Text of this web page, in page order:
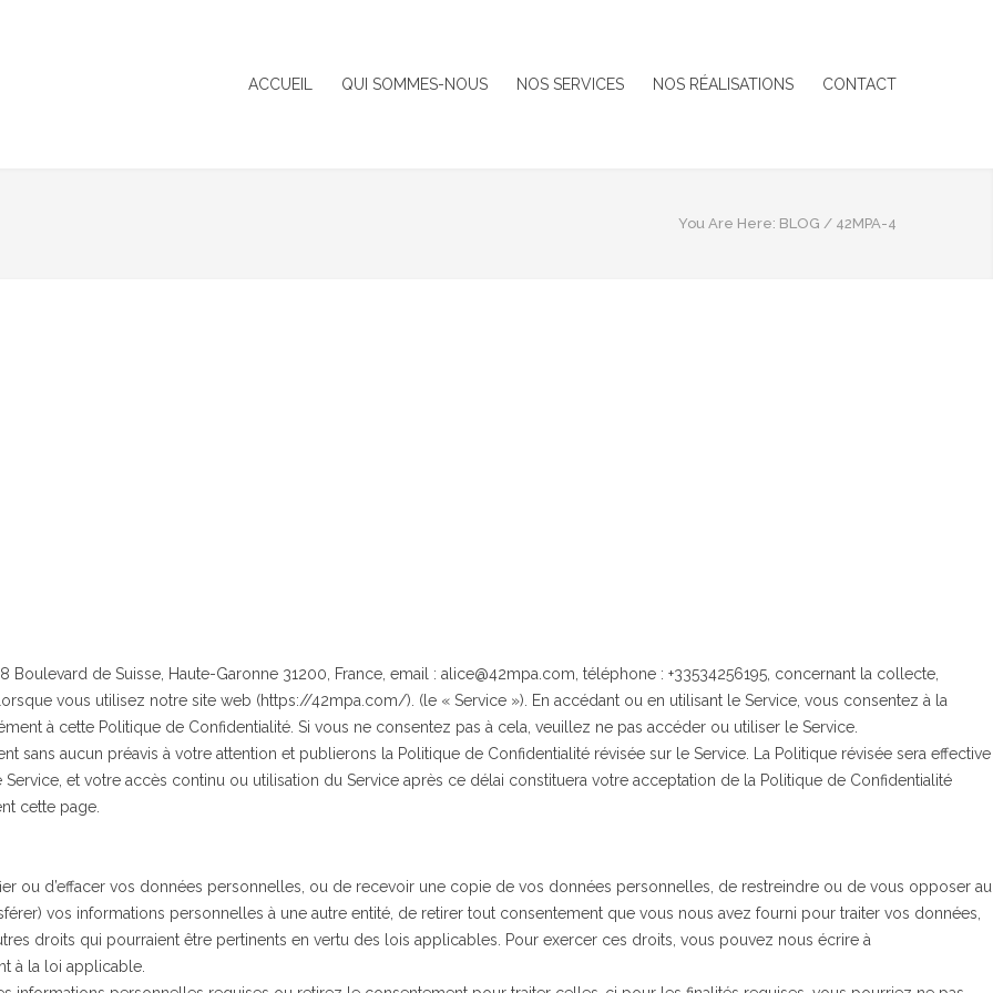
ACCUEIL QUI SOMMES-NOUS NOS SERVICES NOS RÉALISATIONS CONTACT
You Are Here: BLOG / 42MPA-4
de Suisse, Haute-Garonne 31200, France, email : alice@42mpa.com, téléphone : +33534256195, concernant la collecte,
vous utilisez notre site web (https://42mpa.com/). (le « Service »). En accédant ou en utilisant le Service, vous consentez à la
à cette Politique de Confidentialité. Si vous ne consentez pas à cela, veuillez ne pas accéder ou utiliser le Service.
aucun préavis à votre attention et publierons la Politique de Confidentialité révisée sur le Service. La Politique révisée sera effective
et votre accès continu ou utilisation du Service après ce délai constituera votre acceptation de la Politique de Confidentialité
cette page.
ou d’effacer vos données personnelles, ou de recevoir une copie de vos données personnelles, de restreindre ou de vous opposer au
vos informations personnelles à une autre entité, de retirer tout consentement que vous nous avez fourni pour traiter vos données,
droits qui pourraient être pertinents en vertu des lois applicables. Pour exercer ces droits, vous pouvez nous écrire à
à la loi applicable.